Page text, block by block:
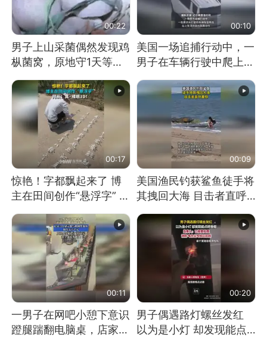
00:22
男子上山采菌偶然发现鸡
枞菌窝，原地守1天等它
00:10
美国一场追捕行动中，一
男子在车辆行驶中爬上车
00:17
惊艳！字都飘起来了 博
主在田间创作“悬浮字” 网
00:09
美国渔民钓获鲨鱼徒手将
其拽回大海 目击者直呼
消息）
00:11
一男子在网吧小憩下意识
蹬腿踹翻电脑桌，店家3
00:20
男子偶遇路灯螺丝发红
以为是小灯 却发现能点